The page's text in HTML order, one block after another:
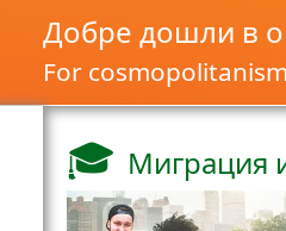
Добре дошли в
For
🎓 Миграция